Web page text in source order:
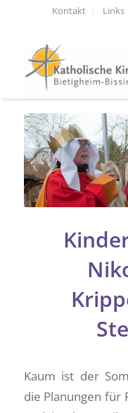
Kontakt Links
Kaum ist der
die Planungen für